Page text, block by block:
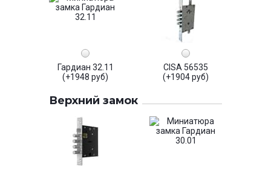
Гардиан 32.11
(+1948 руб)
CISA 56535
(+1904 руб)
Верхний замок